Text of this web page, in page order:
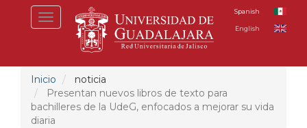
Toggle
navigation
Spanish
English
Inicio
noticia
Presentan nuevos libros de texto para
bachilleres de la UdeG, enfocados a mejorar su vida
diaria